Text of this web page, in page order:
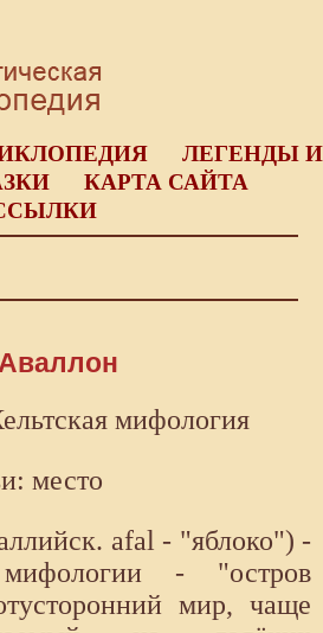
ЛЕГЕНДЫ И
КАРТА САЙТА
Аваллон
мифология
место
afal - "яблоко") -
- "остров
мир, чаще